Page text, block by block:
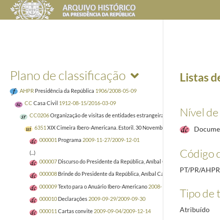
Plano de classificação
AHPR Presidência da República 1906/2008-05-09
CC Casa Civil 1912-08-15/2016-03-09
CC0206Organização de visitas de entidades estrangeiras
1929-10-02/2005-12-
6351 XIX Cimeira Ibero-Americana. Estoril. 30 Novembro - 1 Dezembro 2009
000001 Programa 2009-11-27/2009-12-01
(...)
000007 Discurso do Presidente da República, Aníbal Cavaco Silva, na XIX
000008 Brinde do Presidente da República, Aníbal Cavaco Silva, no
000009Texto para o Anuário Ibero-Americano 2008-12-10/2009-01-21
000010 Declarações 2009-09-29/2009-09-30
000011 Cartas convite 2009-09-04/2009-12-14
Listas
Nível
Código
PT/PR/
Tipo de
Atribuído